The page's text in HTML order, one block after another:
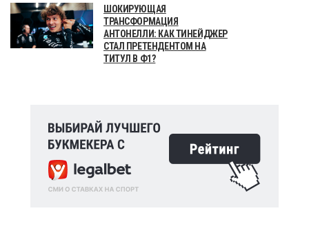
ШОКИРУЮЩАЯ
ТРАНСФОРМАЦИЯ
АНТОНЕЛЛИ: КАК ТИНЕЙДЖЕР
СТАЛ ПРЕТЕНДЕНТОМ НА
ТИТУЛ В Ф1?